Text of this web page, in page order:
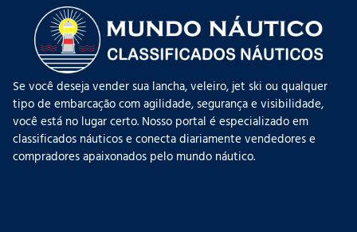
Se você deseja vender sua lancha, veleiro, jet ski ou qualquer
tipo de embarcação com agilidade, segurança e visibilidade,
você está no lugar certo. Nosso portal é especializado em
classificados náuticos e conecta diariamente vendedores e
compradores apaixonados pelo mundo náutico.